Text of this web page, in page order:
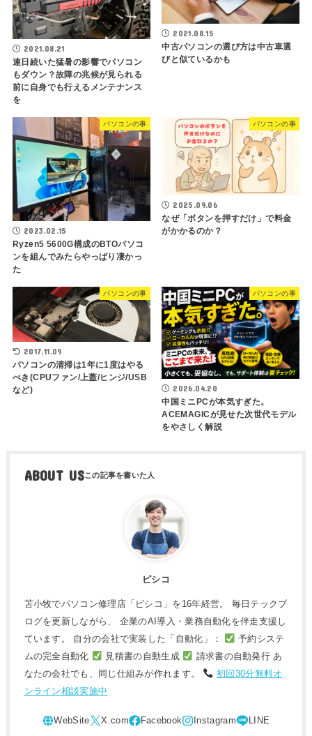
2021.08.21
連日続いた猛暑の影響でパソコン
もダウン？故障の兆候が見られる
前に自身でも行えるメンテナンス
を
2021.08.15
中古パソコンの選び方は中古車選
びと似ているかも
パソコンの事
2023.02.15
Ryzen5 5600G構成のBTOパソコ
ンを組んでみたらやっぱり凄かっ
た
パソコンの事
2025.09.06
なぜ「ボタンを押すだけ」で料金
がかかるのか？
パソコンの事
2017.11.09
パソコンの清掃は1年に1度はやる
べき(CPUファン/上蓋/ヒンジ/USB
など)
パソコンの事
2026.04.20
中国ミニPCが本気すぎた。
ACEMAGICが見せた次世代モデル
をやさしく解説
ABOUT US
ピシコ
苫小牧でパソコン修理店「ピシコ」を16年経営。 毎日テックブ
ログを更新しながら、 企業のAI導入・業務自動化を伴走支援し
ています。 自分の会社で実装した「自動化」：
予約システ
ムの完全自動化
見積書の自動生成
請求書の自動発行 あ
なたの会社でも、同じ仕組みが作れます。
初回30分無料オ
ンライン相談実施中